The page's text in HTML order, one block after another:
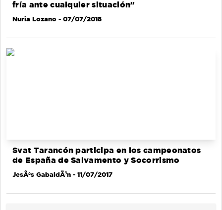
fría ante cualquier situación"
Nuria Lozano - 07/07/2018
Svat Tarancón participa en los campeonatos
de España de Salvamento y Socorrismo
JesÃºs GabaldÃ³n - 11/07/2017